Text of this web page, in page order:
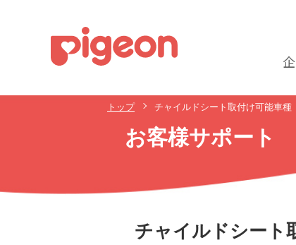
トップ チャイルドシート取付け可能車種
お客様サポート
チャイルドシート